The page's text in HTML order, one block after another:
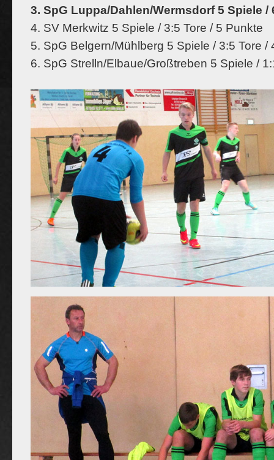
3. SpG Luppa/Dahlen/Wermsdorf 5 Spiele /
4. SV Merkwitz 5 Spiele / 3:5 Tore / 5 Punkte
5. SpG Belgern/Mühlberg 5 Spiele / 3:5 Tore /
6. SpG Strelln/Elbaue/Großtreben 5 Spiele /